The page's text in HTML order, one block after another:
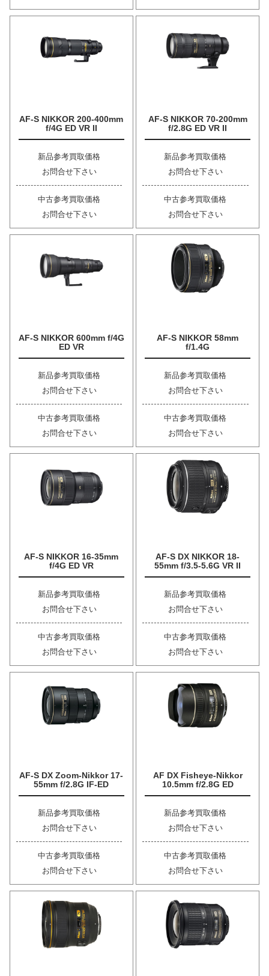
AF-S NIKKOR 200-400mm
f/4G ED VR II
新品参考買取価格
お問合せ下さい
中古参考買取価格
お問合せ下さい
AF-S NIKKOR 70-200mm
f/2.8G ED VR II
新品参考買取価格
お問合せ下さい
中古参考買取価格
お問合せ下さい
AF-S NIKKOR 600mm f/4G
ED VR
新品参考買取価格
お問合せ下さい
中古参考買取価格
お問合せ下さい
AF-S NIKKOR 58mm
f/1.4G
新品参考買取価格
お問合せ下さい
中古参考買取価格
お問合せ下さい
AF-S NIKKOR 16-35mm
f/4G ED VR
新品参考買取価格
お問合せ下さい
中古参考買取価格
お問合せ下さい
AF-S DX NIKKOR 18-
55mm f/3.5-5.6G VR II
新品参考買取価格
お問合せ下さい
中古参考買取価格
お問合せ下さい
AF-S DX Zoom-Nikkor 17-
55mm f/2.8G IF-ED
新品参考買取価格
お問合せ下さい
中古参考買取価格
お問合せ下さい
AF DX Fisheye-Nikkor
10.5mm f/2.8G ED
新品参考買取価格
お問合せ下さい
中古参考買取価格
お問合せ下さい